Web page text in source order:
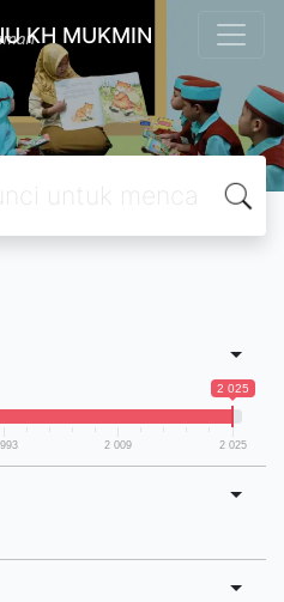
KH MUKMIN
2 025
2 009 2 025